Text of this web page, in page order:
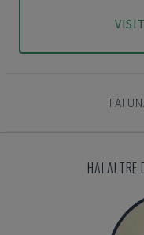
FAI
HAI ALTRE